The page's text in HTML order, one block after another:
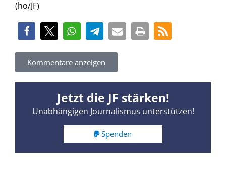
(ho/JF)
Kommentare anzeigen
Jetzt die JF stärken!
Unabhängigen Journalismus unterstützen!
Spenden